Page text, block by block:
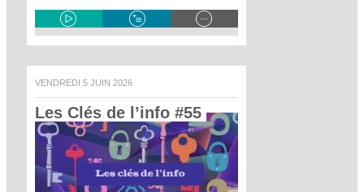
VENDREDI 5 JUIN 2026
Les Clés de l’info #55